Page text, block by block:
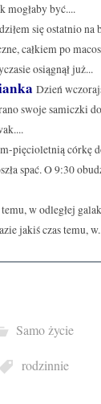
mogłaby być....
się ostatnio na
całkiem po
osiągnął już...
Dzień
swoje samiczki
pięcioletnią córkę
spać. O 9:30
w odległej
jakiś czas temu,
Samo życie
rodzinnie